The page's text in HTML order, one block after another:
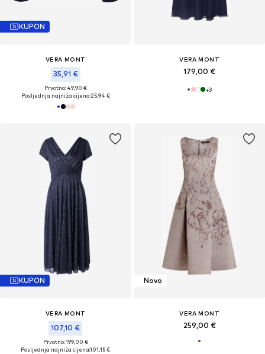
KUPON
VERA MONT
35,91 €
Prvotno: 49,90 €
Posljednja najniža cijena:25,94 €
VERA MONT
179,00 €
+3
KUPON
VERA MONT
107,10 €
Prvotno: 199,00 €
Posljednja najniža cijena:101,15 €
Novo
VERA MONT
259,00 €